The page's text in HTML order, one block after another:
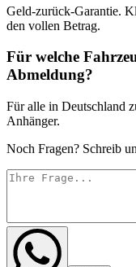
Geld-zurück-Garantie.
den vollen Betrag.
Für welche
Abmeldung?
Für alle in Deutschland
Anhänger.
Noch Fragen? Schreib